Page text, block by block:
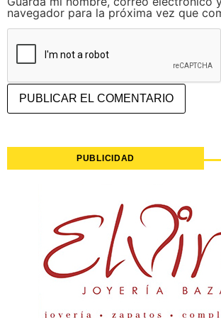
navegador para la próxima vez que
PUBLICIDAD